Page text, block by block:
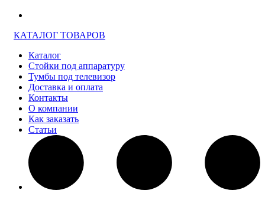
КАТАЛОГ ТОВАРОВ
Каталог
Стойки под аппаратуру
Тумбы под телевизор
Доставка и оплата
Контакты
О компании
Как заказать
Статьи